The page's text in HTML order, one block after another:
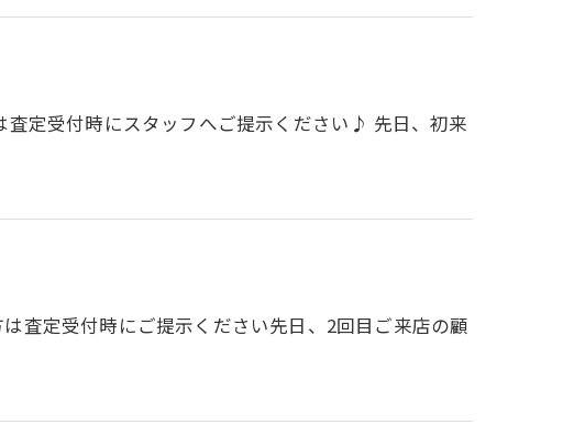
定受付時にスタッフへご提示ください♪ 先日、初来
査定受付時にご提示ください先日、2回目ご来店の顧